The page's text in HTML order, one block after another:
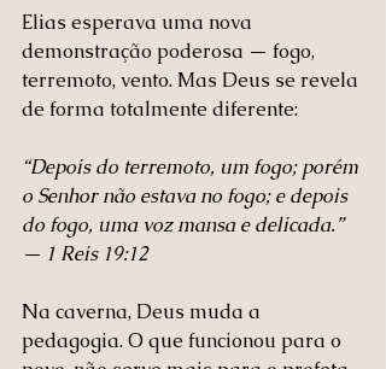
Elias esperava uma nova
demonstração poderosa — fogo,
terremoto, vento. Mas Deus se revela
de forma totalmente diferente:
“Depois do terremoto, um fogo; porém
o Senhor não estava no fogo; e depois
do fogo, uma voz mansa e delicada.”
— 1 Reis 19:12
Na caverna, Deus muda a
pedagogia. O que funcionou para o